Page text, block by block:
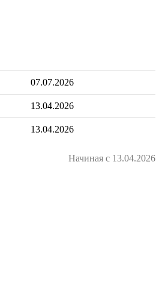
07.07.2026
13.04.2026
13.04.2026
Начиная с 13.04.2026